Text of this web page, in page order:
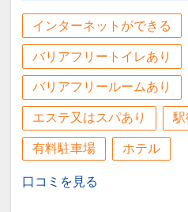
インターネットができる
バリアフリートイレあり
バリアフリールームあり
エステ又はスパあり
有料駐車場 ホテル
口コミを見る